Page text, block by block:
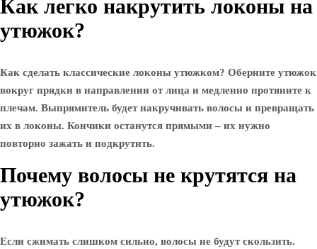
Как легко накрутить локоны на
утюжок?
Как сделать классические локоны утюжком? Оберните утюжок
вокруг прядки в направлении от лица и медленно протяните к
плечам. Выпрямитель будет накручивать волосы и превращать
их в локоны. Кончики останутся прямыми – их нужно
повторно зажать и подкрутить.
Почему волосы не крутятся на
утюжок?
Если сжимать слишком сильно, волосы не будут скользить.